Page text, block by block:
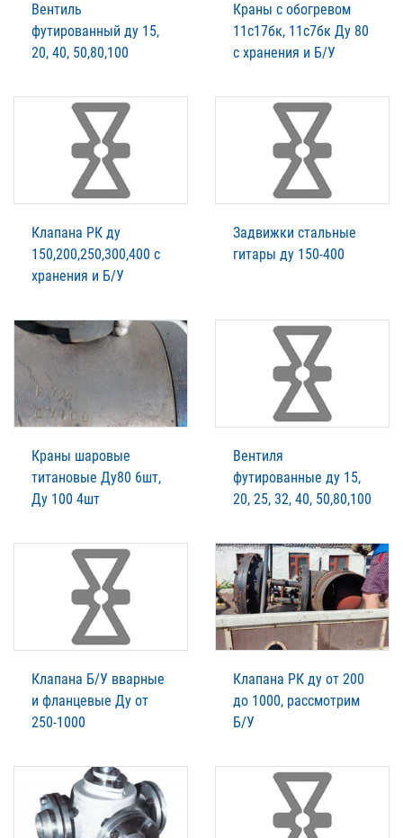
Вентиль
футированный ду 15,
20, 40, 50,80,100
Краны с обогревом
11с17бк, 11с7бк Ду 80
с хранения и Б/У
Клапана РК ду
150,200,250,300,400 с
хранения и Б/У
Задвижки стальные
гитары ду 150-400
Краны шаровые
титановые Ду80 6шт,
Ду 100 4шт
Вентиля
футированные ду 15,
20, 25, 32, 40, 50,80,100
Клапана Б/У вварные
и фланцевые Ду от
250-1000
Клапана РК ду от 200
до 1000, рассмотрим
Б/У